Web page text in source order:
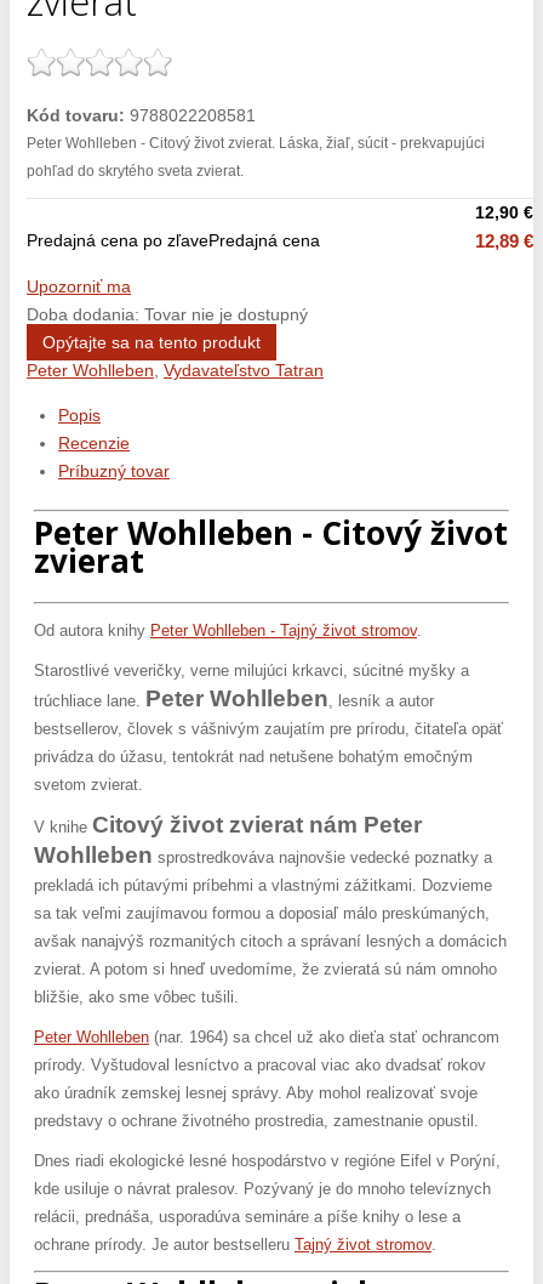
Kód tovaru: 9788022208581
Peter Wohlleben - Citový život zvierat. Láska, žiaľ, súcit - prekvapujúci
pohľad do skrytého sveta zvierat.
12,90 €
Predajná cena po zľavePredajná cena 12,89 €
Upozorniť ma
Doba dodania: Tovar nie je dostupný
Opýtajte sa na tento produkt
Peter Wohlleben Vydavateľstvo Tatran
Popis
Recenzie
Príbuzný tovar
Peter Wohlleben - Citový život
zvierat
Od autora knihy Peter Wohlleben - Tajný život stromov.
Starostlivé veveričky, verne milujúci krkavci, súcitné myšky a
trúchliace lane. Peter Wohlleben , lesník a autor
bestsellerov, človek s vášnivým zaujatím pre prírodu, čitateľa opäť
privádza do úžasu, tentokrát nad netušene bohatým emočným
svetom zvierat.
V knihe Citový život zvierat nám Peter
Wohlleben sprostredkováva najnovšie vedecké poznatky a
prekladá ich pútavými príbehmi a vlastnými zážitkami. Dozvieme
sa tak veľmi zaujímavou formou a doposiaľ málo preskúmaných,
avšak nanajvýš rozmanitých citoch a správaní lesných a domácich
zvierat. A potom si hneď uvedomíme, že zvieratá sú nám omnoho
bližšie, ako sme vôbec tušili.
Peter Wohlleben (nar. 1964) sa chcel už ako dieťa stať ochrancom
prírody. Vyštudoval lesníctvo a pracoval viac ako dvadsať rokov
ako úradník zemskej lesnej správy. Aby mohol realizovať svoje
predstavy o ochrane životného prostredia, zamestnanie opustil.
Dnes riadi ekologické lesné hospodárstvo v regióne Eifel v Porýní,
kde usiluje o návrat pralesov. Pozývaný je do mnoho televíznych
relácii, prednáša, usporadúva semináre a píše knihy o lese a
ochrane prírody. Je autor bestselleru Tajný život stromov.